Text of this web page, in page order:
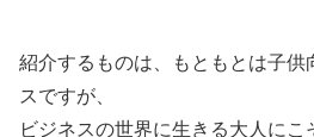
紹介するものは、もともとは子供
スですが、
ビジネスの世界に生きる大人に